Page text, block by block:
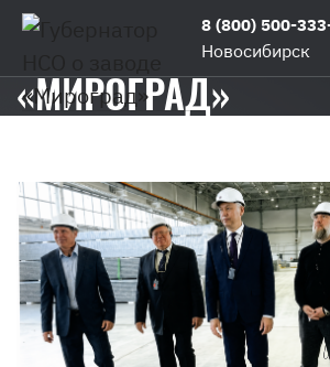
8 (800) 500-
Новосибирск
Главная
Губернатор
заводе
«Мироград»
ГУБЕРНАТОР НСО
«МИРОГРАД»